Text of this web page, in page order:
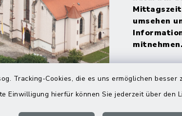
Tracking-Cookies, die es uns ermöglichen
Einwilligung hierfür können Sie jederzeit über den
Mittagszeit
umsehen
mitnehmen.